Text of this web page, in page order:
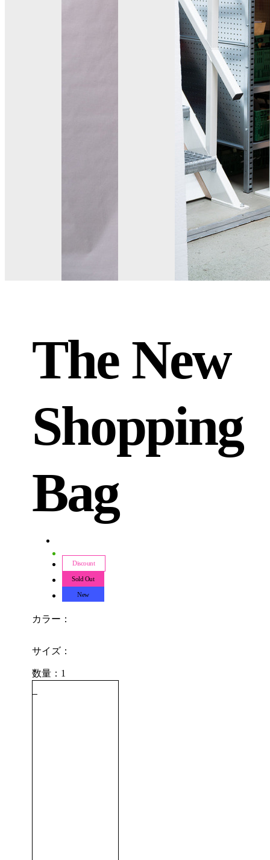
The New
Shopping
Bag
Discount
Sold Out
New
カラー：
サイズ：
数量：1